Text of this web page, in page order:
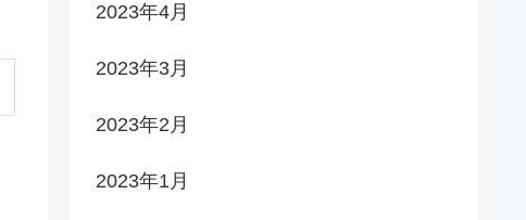
2023年4月
2023年3月
2023年2月
2023年1月